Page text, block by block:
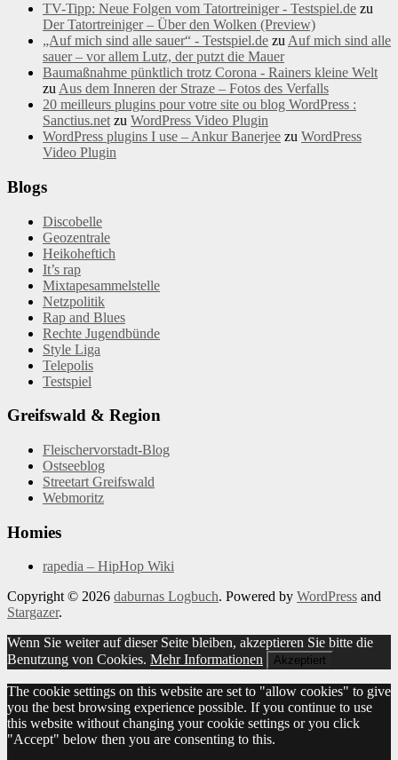
TV-Tipp: Neue Folgen vom Tatortreiniger - Testspiel.de zu
Der Tatortreiniger – Über den Wolken (Preview)
„Auf mich sind alle sauer“ - Testspiel.de zu Auf mich sind alle
sauer – vor allem Lutz, der putzt die Mauer
Baumaßnahme pünktlich trotz Corona - Rainers kleine Welt
zu Aus dem Inneren der Straze – Fotos des Verfalls
20 meilleurs plugins pour votre site ou blog WordPress :
Sanctius.net zu WordPress Video Plugin
WordPress plugins I use – Ankur Banerjee zu WordPress
Video Plugin
Blogs
Discobelle
Geozentrale
Heikoheftich
It’s rap
Mixtapesammelstelle
Netzpolitik
Rap and Blues
Rechte Jugendbünde
Style Liga
Telepolis
Testspiel
Greifswald & Region
Fleischervorstadt-Blog
Ostseeblog
Streetart Greifswald
Webmoritz
Homies
rapedia – HipHop Wiki
Copyright © 2026 daburnas Logbuch. Powered by WordPress and
Stargazer.
Wenn Sie weiter auf dieser Seite bleiben, akzeptieren Sie bitte die
Benutzung von Cookies. Mehr Informationen Akzeptiert
The cookie settings on this website are set to "allow cookies" to give
you the best browsing experience possible. If you continue to use
this website without changing your cookie settings or you click
"Accept" below then you are consenting to this.